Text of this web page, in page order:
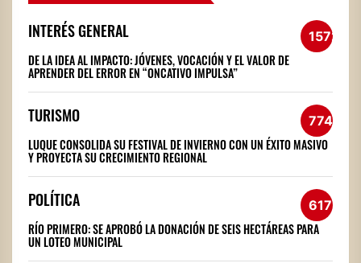
INTERÉS GENERAL 1572
DE LA IDEA AL IMPACTO: JÓVENES, VOCACIÓN Y EL VALOR DE
APRENDER DEL ERROR EN “ONCATIVO IMPULSA”
TURISMO 774
LUQUE CONSOLIDA SU FESTIVAL DE INVIERNO CON UN ÉXITO MASIVO
Y PROYECTA SU CRECIMIENTO REGIONAL
POLÍTICA 617
RÍO PRIMERO: SE APROBÓ LA DONACIÓN DE SEIS HECTÁREAS PARA
UN LOTEO MUNICIPAL